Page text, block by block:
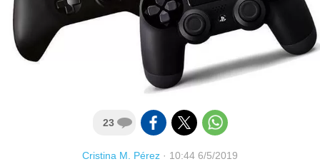
23
Cristina M. Pérez · 10:44 6/5/2019